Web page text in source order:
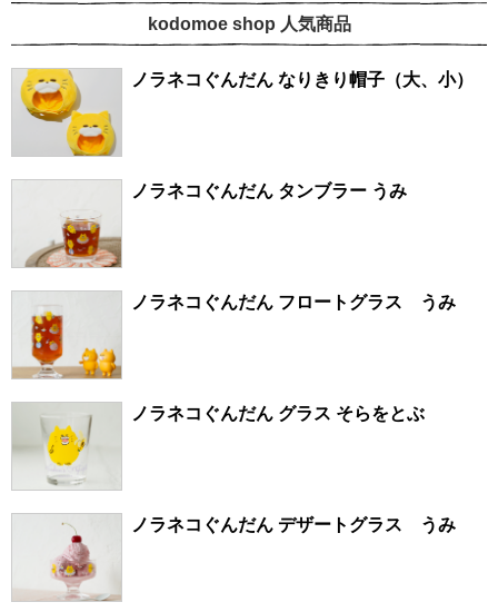
kodomoe shop 人気商品
ノラネコぐんだん なりきり帽子（大、小）
ノラネコぐんだん タンブラー うみ
ノラネコぐんだん フロートグラス うみ
ノラネコぐんだん グラス そらをとぶ
ノラネコぐんだん デザートグラス うみ